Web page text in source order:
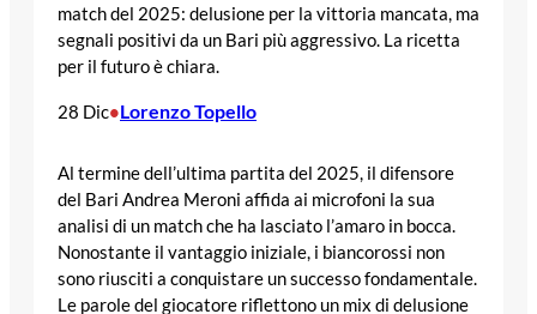
match del 2025: delusione per la vittoria mancata, ma
segnali positivi da un Bari più aggressivo. La ricetta
per il futuro è chiara.
28 Dic•Lorenzo Topello
Al termine dell’ultima partita del 2025, il difensore
del Bari Andrea Meroni affida ai microfoni la sua
analisi di un match che ha lasciato l’amaro in bocca.
Nonostante il vantaggio iniziale, i biancorossi non
sono riusciti a conquistare un successo fondamentale.
Le parole del giocatore riflettono un mix di delusione